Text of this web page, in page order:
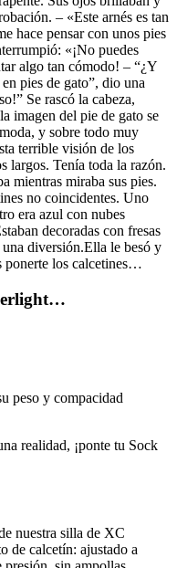
– «Este arnés es tan
hace pensar con unos pies
«¡No puedes
algo tan cómodo! – “¿Y
pies de gato”, dio una
Se rascó la cabeza,
imagen del pie de gato se
y sobre todo muy
terrible visión de los
largos. Tenía toda la razón.
mientras miraba sus pies.
no coincidentes. Uno
era azul con nubes
decoradas con fresas
diversión.Ella le besó y
ponerte los calcetines…
peso y compacidad
realidad, ¡ponte tu Sock
nuestra silla de XC
de calcetín: ajustado a